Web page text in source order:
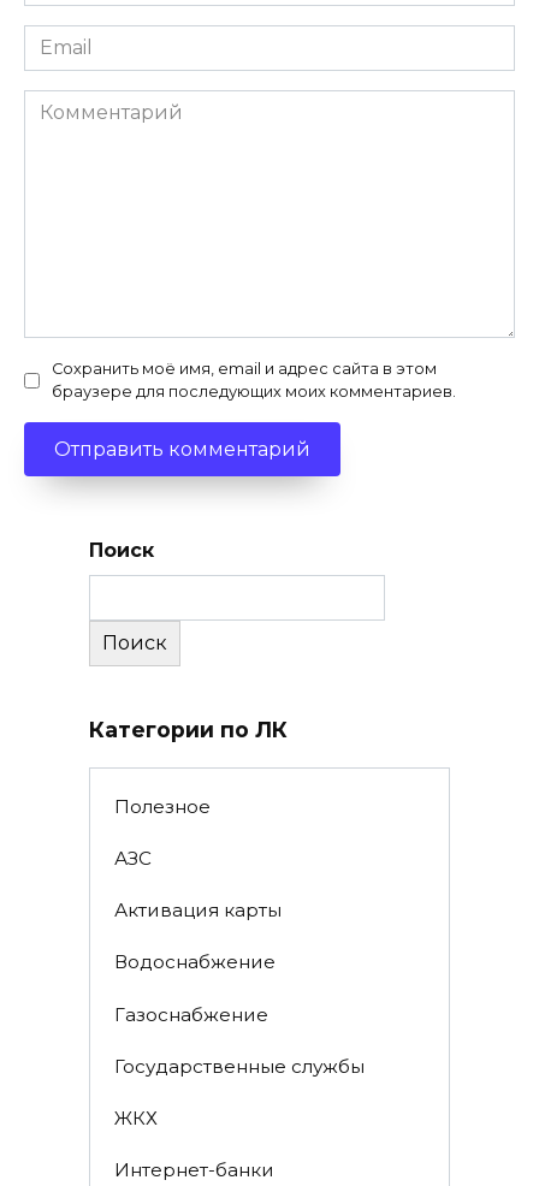
Email
*
Комментарий
Сохранить моё имя, email и адрес сайта в этом
браузере для последующих моих комментариев.
Поиск
Поиск
Категории по ЛК
Полезное
АЗС
Активация карты
Водоснабжение
Газоснабжение
Государственные службы
ЖКХ
Интернет-банки